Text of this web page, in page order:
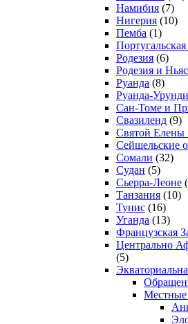
Намибия (7)
Нигерия (10)
Пемба (1)
Родезия (6)
Родезия и
Руанда (8)
Руанда-Урунди
Сан-Томе и
Свазиленд (9)
Святой Елены
Сейшельские
Сомали (32)
Судан (5)
Сьерра-Леоне
Танзания (10)
Тунис (16)
Уганда (13)
Французская
Центрально
(5)